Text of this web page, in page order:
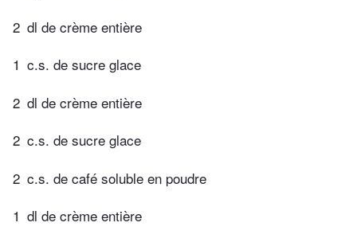
2 dl de crème entière
1 c.s. de sucre glace
2 dl de crème entière
2 c.s. de sucre glace
2 c.s. de café soluble en poudre
1 dl de crème entière